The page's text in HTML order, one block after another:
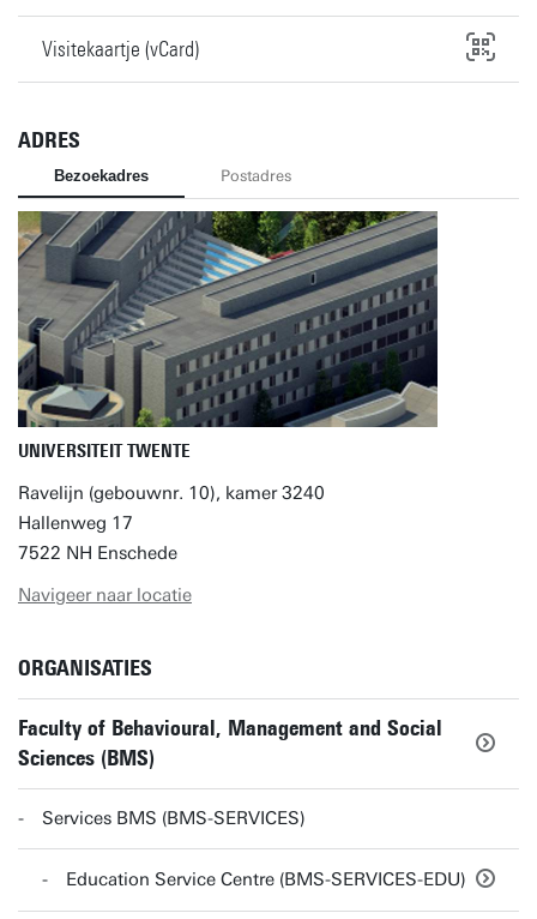
Visitekaartje (vCard)
ADRES
Bezoekadres Postadres
UNIVERSITEIT TWENTE
Ravelijn (gebouwnr. 10), kamer 3240
Hallenweg 17
7522 NH Enschede
Navigeer naar locatie
ORGANISATIES
Faculty of Behavioural, Management and Social
Sciences (BMS)
Services BMS (BMS-SERVICES)
Education Service Centre (BMS-SERVICES-EDU)